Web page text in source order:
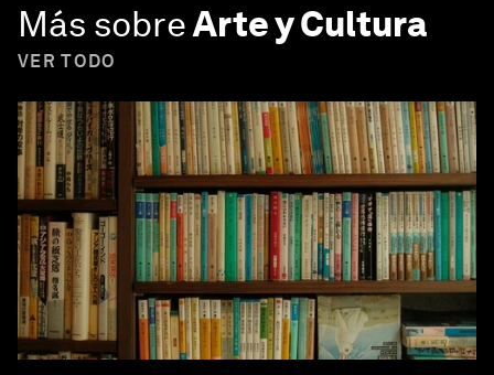
Más sobreArte y Cultura
VER TODO